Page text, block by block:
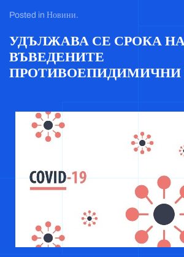
Posted in Новини.
УДЪЛЖАВА СЕ СРОКА
ВЪВЕДЕНИТЕ
ПРОТИВОЕПИДИМИЧНИ